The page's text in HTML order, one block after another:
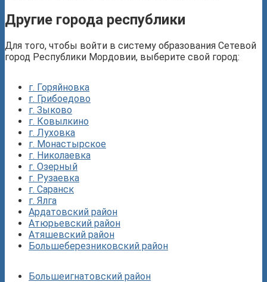
Другие города республики
Для того, чтобы войти в систему образования Сетевой
город Республики Мордовии, выберите свой город:
г. Горяйновка
г. Грибоедово
г. Зыково
г. Ковылкино
г. Луховка
г. Монастырское
г. Николаевка
г. Озерный
г. Рузаевка
г. Саранск
г. Ялга
Ардатовский район
Атюрьевский район
Атяшевский район
Большеберезниковский район
Большеигнатовский район